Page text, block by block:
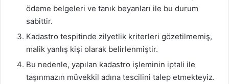
ödeme belgeleri ve tanık beyanları ile bu durum
sabittir.
Kadastro tespitinde zilyetlik kriterleri gözetilmemiş,
malik yanlış kişi olarak belirlenmiştir.
Bu nedenle, yapılan kadastro işleminin iptali ile
taşınmazın müvekkil adına tescilini talep etmekteyiz.